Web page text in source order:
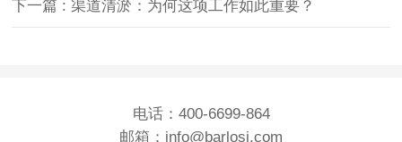
下一篇 : 渠道清淤：为何这项工作如此重要？
电话：400-6699-864
邮箱：info@barlosi.com